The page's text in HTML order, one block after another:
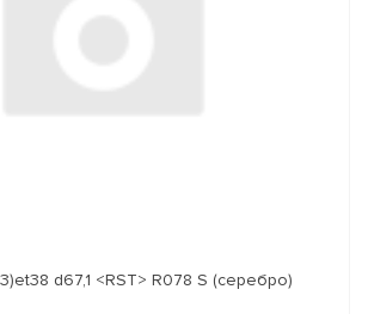
d67,1 <RST> R078 S (серебро)